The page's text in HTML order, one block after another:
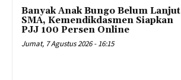
Banyak Anak Bungo Belum Lanjut
SMA, Kemendikdasmen Siapkan
PJJ 100 Persen Online
Jumat, 7 Agustus 2026 - 16:15